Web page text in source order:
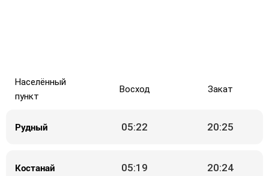
Населённый
пункт
Восход Закат
Рудный 05:22 20:25
Костанай 05:19 20:24